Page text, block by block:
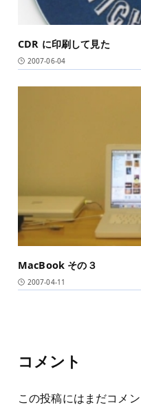
CDR に印刷して見た
2007-06-04
MacBook その３
2007-04-11
コメント
この投稿にはまだコメン